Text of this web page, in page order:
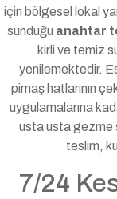
için bölgesel lokal
sunduğu anahtar
kirli ve temiz
yenilemektedir.
pimaş hatlarının
uygulamalarına
usta usta gezme
teslim,
7/24